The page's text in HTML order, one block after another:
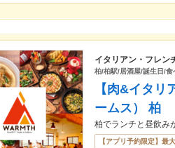
イタリアン・フレン
柏/柏駅/居酒屋/誕生日/
【肉&イタ
ームス） 柏
柏でランチと昼飲み
【アプリ予約限定】最